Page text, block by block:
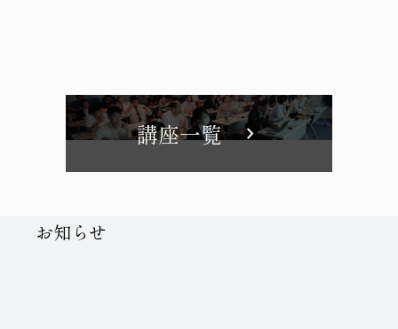
講座一覧 chevron_right
Notice
お知らせ